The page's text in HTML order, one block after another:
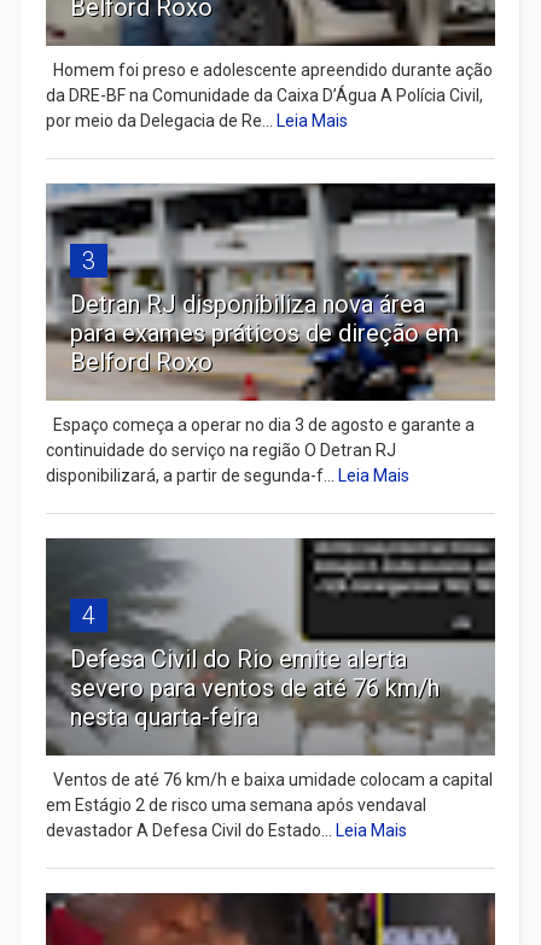
Belford Roxo
Homem foi preso e adolescente apreendido durante ação
da DRE-BF na Comunidade da Caixa D’Água A Polícia Civil,
por meio da Delegacia de Re... Leia Mais
3
Detran RJ disponibiliza nova área
para exames práticos de direção em
Belford Roxo
Espaço começa a operar no dia 3 de agosto e garante a
continuidade do serviço na região O Detran RJ
disponibilizará, a partir de segunda-f... Leia Mais
4
Defesa Civil do Rio emite alerta
severo para ventos de até 76 km/h
nesta quarta-feira
Ventos de até 76 km/h e baixa umidade colocam a capital
em Estágio 2 de risco uma semana após vendaval
devastador A Defesa Civil do Estado... Leia Mais